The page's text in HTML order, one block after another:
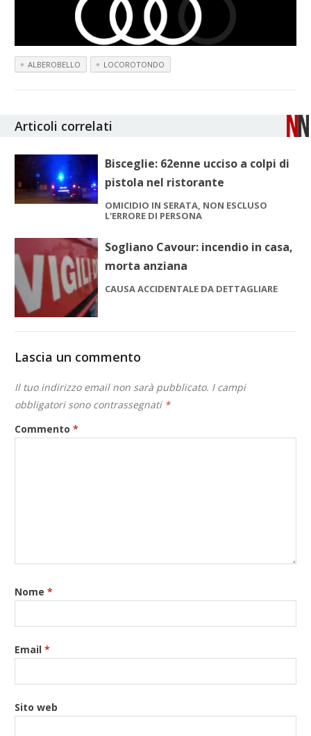
ALBEROBELLO LOCOROTONDO
Articoli correlati
Bisceglie: 62enne ucciso a colpi di
pistola nel ristorante
OMICIDIO IN SERATA, NON ESCLUSO
L'ERRORE DI PERSONA
Sogliano Cavour: incendio in casa,
morta anziana
CAUSA ACCIDENTALE DA DETTAGLIARE
Lascia un commento
Il tuo indirizzo email non sarà pubblicato. I campi
obbligatori sono contrassegnati *
Commento*
Nome*
Email*
Sito web